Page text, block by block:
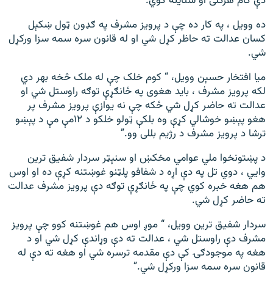
ده وویل ، په کار ده چې د پرویز مشرف په ګډون ټول ښکېل
کسان عدالت ته حاظر کړل شي او له قانون سره سمه سزا ورکړل
شي.
میا افتخار حسېن وویل، “ کوم خلک چې له ملک څخه بهر دي
لکه پرویز مشرف ، باید هغوی په ځانګړې توګه راوستل شي او
عدالت ته حاضر کړل شي ځکه چې نه یوازې پرویز مشرف پر
هغو پېښو خوشالي کړې وه بلکې ټولو خلکو د ۱۲مې مې د پېښو
ترشا د پرویز مشرف د رژیم بللی وو.”
د پښتونخوا ملي عوامي مخکښ او سنېټر سردار شفیق ترین
وايي ، دوي تل په دې اړه د شفافو پلټنو غوښتنه کړې ده او اوس
هم هغه خبره کوي چې په ځانګړې توګه دې پرویز مشرف عدالت
ته حاضر کړل شي.
سردار شفیق ترین وویل، “ موږ اوس هم غوښتنه کوو چې پرویز
مشرف دې راوستل شي ، عدالت ته دې وړاندې کړل شي او د
هغه په موجودګۍ کې دې مقدمه ترسره شي او هغه ته دې له
قانون سره سمه سزا ورکړل شي.”